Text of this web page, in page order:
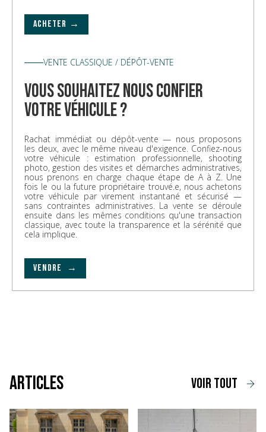
ACHETER →
VENTE CLASSIQUE / DÉPÔT-VENTE
vous souhaitez nous confier
votre véhicule ?
Rachat immédiat ou dépôt-vente — nous proposons
les deux, avec le même niveau d'exigence. Confiez-nous
votre véhicule : estimation professionnelle, shooting
photo, gestion des visites et démarches administratives,
nous prenons en charge chaque étape de A à Z. Une
fois le ou la future propriétaire trouvé.e, nous achetons
votre véhicule par virement instantané et sécurisé —
sans contraintes administratives. La vente se déroule
ensuite dans les mêmes conditions qu'une transaction
classique, avec toute la transparence et la sérénité que
cela implique.
VENDRE →
voir tout
Articles